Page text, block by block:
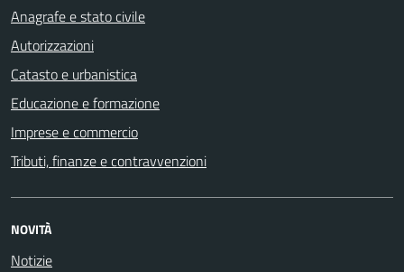
Anagrafe e stato civile
Autorizzazioni
Catasto e urbanistica
Educazione e formazione
Imprese e commercio
Tributi, finanze e contravvenzioni
NOVITÀ
Notizie